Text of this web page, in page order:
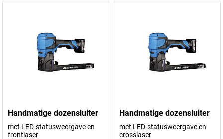
Handmatige dozensluiter
met LED-statusweergave en
frontlaser
Handmatige dozensluiter
met LED-statusweergave en
crosslaser